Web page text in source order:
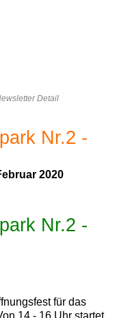
Detail
Nr.2 -
2020
Nr.2 -
für das
14 - 16 Uhr startet